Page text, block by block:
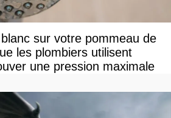
sur votre pommeau de
les plombiers utilisent
une pression maximale